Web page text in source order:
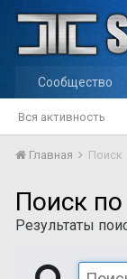
Сообщество
Вся активность
Главная Поиск
Поиск по
Результаты